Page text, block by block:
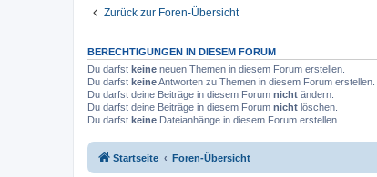
Zurück zur Foren-Übersicht
BERECHTIGUNGEN IN DIESEM FORUM
Du darfst keine neuen Themen in diesem Forum erstellen.
Du darfst keineAntworten zu Themen in diesem Forum erstellen.
Du darfst deine Beiträge in diesem Forum nicht ändern.
Du darfst deine Beiträge in diesem Forum nicht löschen.
Du darfst keine Dateianhänge in diesem Forum erstellen.
Startseite Foren-Übersicht